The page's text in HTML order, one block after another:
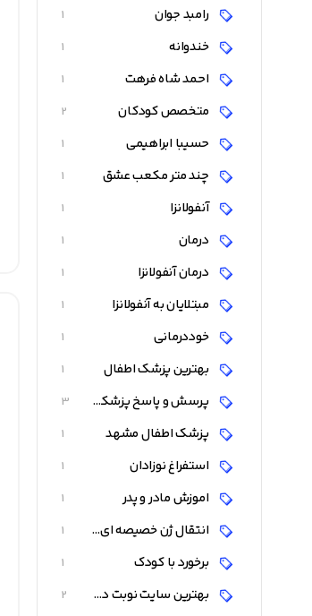
رامبد جوان 1
خندوانه 1
احمد شاه فرهت 1
متخصص کودکان 2
حسیبا ابراهیمی 1
چند متر مکعب عشق 1
آنفولانزا 1
درمان 1
درمان آنفولانزا 1
مبتلایان به آنفولانزا 1
خوددرمانی 1
بهترین پزشک اطفال 1
پرسش و پاسخ پزشکی 3
پزشک اطفال مشهد 1
استفراغ نوزادان 1
اموزش مادر و پدر 1
انتقال ژن خصیصه ای در چند نسل 1
برخورد با کودک 1
بهترین سایت نوبت دهی 2